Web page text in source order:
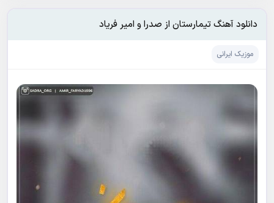
دانلود آهنگ تیمارستان از صدرا و امیر فریاد
موزیک ایرانی